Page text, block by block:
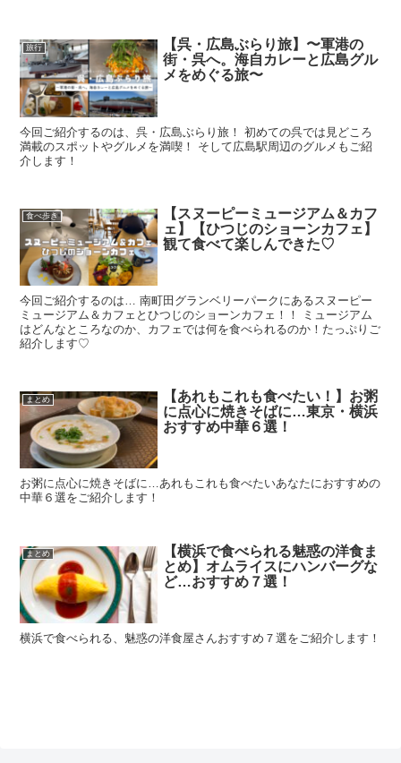
旅行
【呉・広島ぶらり旅】〜軍港の
街・呉へ。海自カレーと広島グル
メをめぐる旅〜
今回ご紹介するのは、呉・広島ぶらり旅！ 初めての呉では見どころ
満載のスポットやグルメを満喫！ そして広島駅周辺のグルメもご紹
介します！
食べ歩き
【スヌーピーミュージアム＆カフ
ェ】【ひつじのショーンカフェ】
観て食べて楽しんできた♡
今回ご紹介するのは… 南町田グランベリーパークにあるスヌーピー
ミュージアム＆カフェとひつじのショーンカフェ！！ ミュージアム
はどんなところなのか、カフェでは何を食べられるのか！たっぷりご
紹介します♡
まとめ
【あれもこれも食べたい！】お粥
に点心に焼きそばに…東京・横浜
おすすめ中華６選！
お粥に点心に焼きそばに…あれもこれも食べたいあなたにおすすめの
中華６選をご紹介します！
まとめ
【横浜で食べられる魅惑の洋食ま
とめ】オムライスにハンバーグな
ど…おすすめ７選！
横浜で食べられる、魅惑の洋食屋さんおすすめ７選をご紹介します！